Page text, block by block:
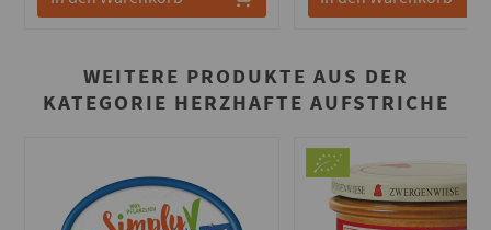
WEITERE PRODUKTE AUS DER
KATEGORIE HERZHAFTE AUFSTRICHE